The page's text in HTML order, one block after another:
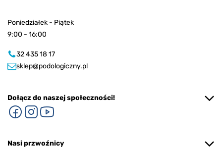
Poniedziałek - Piątek
9:00 - 16:00
32 435 18 17
sklep@podologiczny.pl
Dołącz do naszej społeczności!
Nasi przwoźnicy